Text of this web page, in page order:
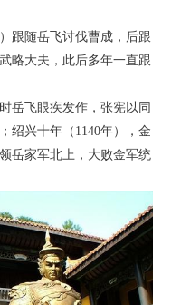
跟随岳飞讨伐曹成，后跟
略大夫，此后多年一直跟
岳飞眼疾发作，张宪以同
绍兴十年（1140年），金
岳家军北上，大败金军统